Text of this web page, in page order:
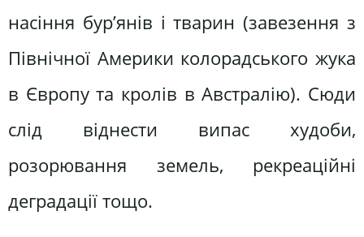
насіння бур’янів і тварин (завезення з
Північної Америки колорадського жука
в Європу та кролів в Австралію). Сюди
слід віднести випас худоби,
розорювання земель, рекреаційні
деградації тощо.